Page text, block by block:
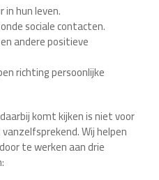
hun leven.
sociale contacten.
andere positieve
richting persoonlijke
komt kijken is niet voor
Wij helpen
te werken aan drie